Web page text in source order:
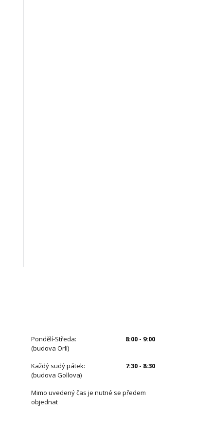
Pondělí-Středa:
8:00 - 9:00
(budova Orlí)
Každý sudý pátek:
7:30 - 8:30
(budova Gollova)
Mimo uvedený čas je nutné se předem
objednat